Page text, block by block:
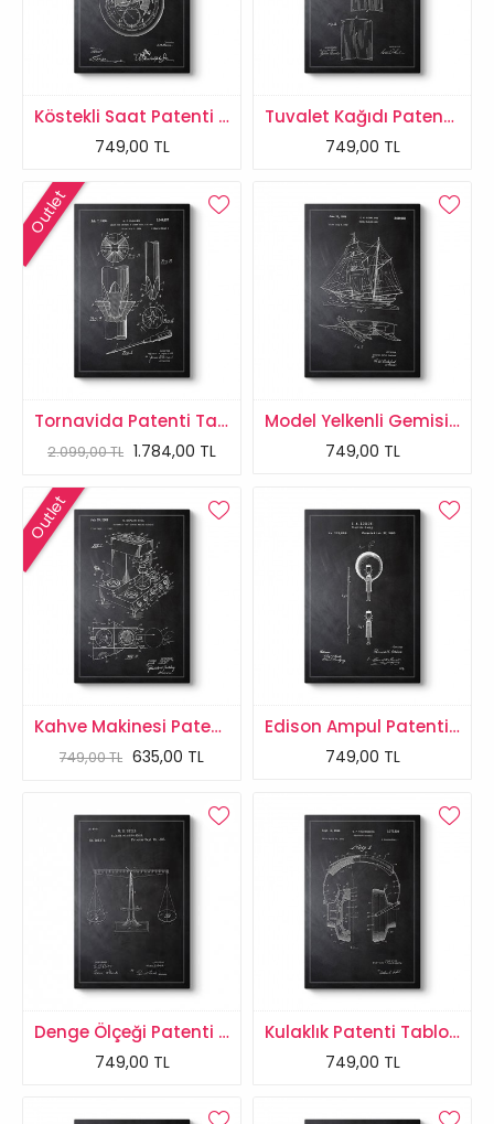
Köstekli Saat Patenti Tablosu
749,00 TL
Tuvalet Kağıdı Patenti Tablosu
749,00 TL
Outlet
Tornavida Patenti Tablosu
2.099,00 TL 1.784,00 TL
Model Yelkenli Gemisi Patent Tablosu
749,00 TL
Outlet
Kahve Makinesi Patenti Tablosu
749,00 TL 635,00 TL
Edison Ampul Patenti Tablosu
749,00 TL
Denge Ölçeği Patenti Tablosu
749,00 TL
Kulaklık Patenti Tablosu
749,00 TL